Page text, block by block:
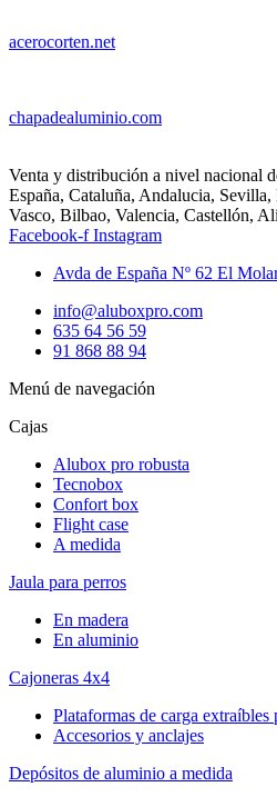
acerocorten.net
chapadealuminio.com
Venta y distribución a nivel nacional
España, Cataluña, Andalucia,
Vasco, Bilbao, Valencia, Castellón,
Facebook-f Instagram
Avda de España Nº 62 El
info@aluboxpro.com
635 64 56 59
91 868 88 94
Menú de navegación
Cajas
Alubox pro robusta
Tecnobox
Confort box
Flight case
A medida
Jaula para perros
En madera
En aluminio
Cajoneras 4x4
Plataformas de carga
Accesorios y anclajes
Depósitos de aluminio a medida